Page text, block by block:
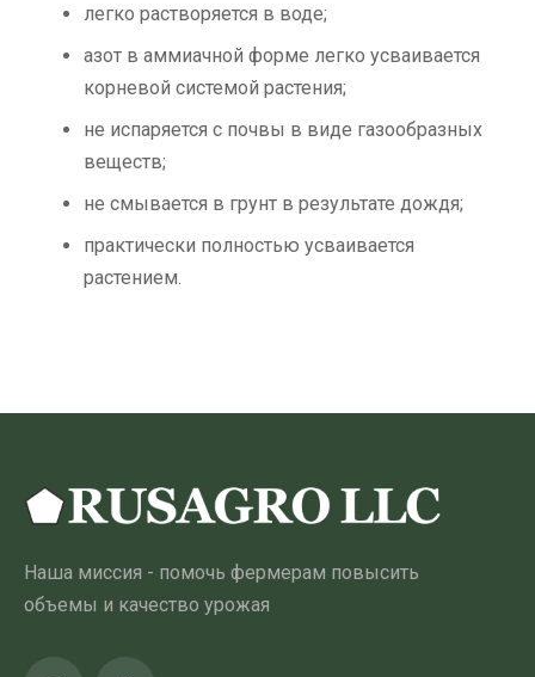
легко растворяется в воде;
азот в аммиачной форме легко усваивается
корневой системой растения;
не испаряется с почвы в виде газообразных
веществ;
не смывается в грунт в результате дождя;
практически полностью усваивается
растением.
Наша миссия - помочь фермерам повысить
объемы и качество урожая